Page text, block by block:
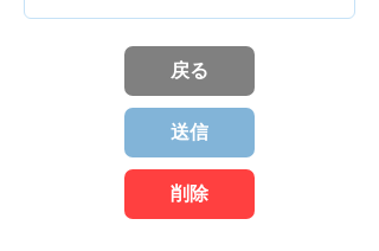
戻る
送信
削除